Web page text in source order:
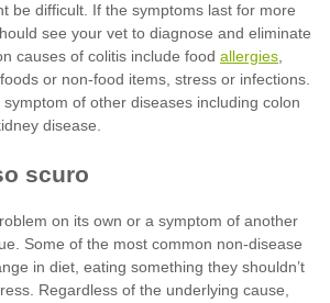
allergies